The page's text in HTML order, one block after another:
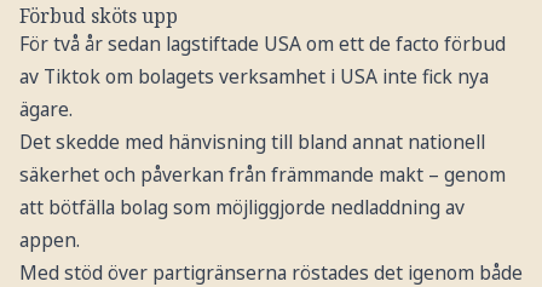
Förbud sköts upp
För två år sedan lagstiftade USA om ett de facto förbud
av Tiktok om bolagets verksamhet i USA inte fick nya
ägare.
Det skedde med hänvisning till bland annat nationell
säkerhet och påverkan från främmande makt – genom
att bötfälla bolag som möjliggjorde nedladdning av
appen.
Med stöd över partigränserna röstades det igenom både